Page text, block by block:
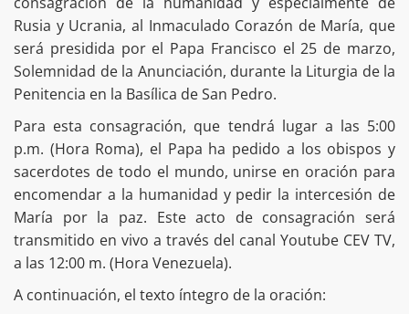
Rusia y Ucrania, al Inmaculado Corazón de María, que
será presidida por el Papa Francisco el 25 de marzo,
Solemnidad de la Anunciación, durante la Liturgia de la
Penitencia en la Basílica de San Pedro.
Para esta consagración, que tendrá lugar a las 5:00
p.m. (Hora Roma), el Papa ha pedido a los obispos y
sacerdotes de todo el mundo, unirse en oración para
encomendar a la humanidad y pedir la intercesión de
María por la paz. Este acto de consagración será
transmitido en vivo a través del canal Youtube CEV TV,
a las 12:00 m. (Hora Venezuela).
A continuación, el texto íntegro de la oración: